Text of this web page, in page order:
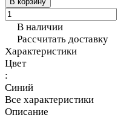
В наличии
Рассчитать доставку
Характеристики
Цвет
:
Синий
Все характеристики
Описание